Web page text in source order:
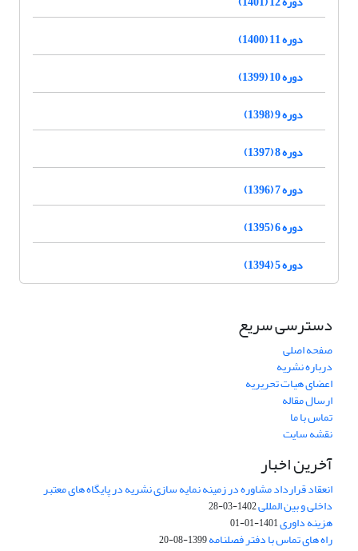
دوره 11 (1400)
دوره 10 (1399)
دوره 9 (1398)
دوره 8 (1397)
دوره 7 (1396)
دوره 6 (1395)
دوره 5 (1394)
دسترسی سریع
صفحه اصلی
درباره نشریه
اعضای هیات تحریریه
ارسال مقاله
تماس با ما
نقشه سایت
آخرین اخبار
انعقاد قرارداد مشاوره در زمینه نمایه سازی نشریه در پایگاه های معتبر
داخلی و بین المللی1402-03-28
هزینه داوری1401-01-01
راه های تماس با دفتر فصلنامه1399-08-20